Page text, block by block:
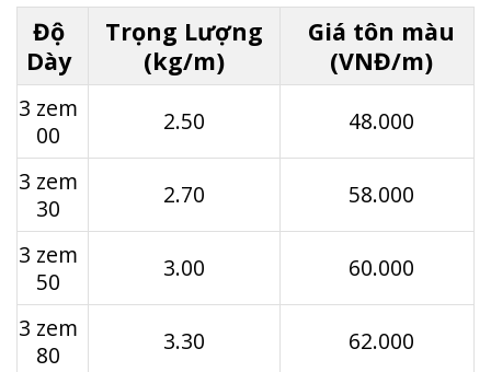
Độ
Dày
Trọng Lượng
(kg/m)
Giá tôn màu
(VNĐ/m)
3 zem
00
2.50 48.000
3 zem
30
2.70 58.000
3 zem
50
3.00 60.000
3 zem
80
3.30 62.000